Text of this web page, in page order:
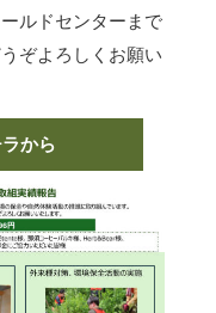
ルドセンターまで
ぞよろしくお願い
から